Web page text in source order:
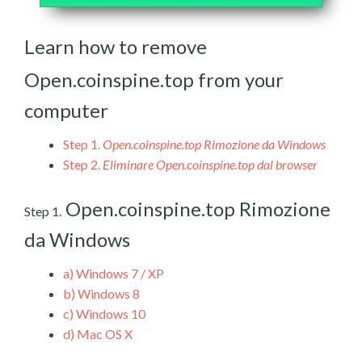
Learn how to remove
Open.coinspine.top from your
computer
Step 1.Open.coinspine.top Rimozione da Windows
Step 2. Eliminare Open.coinspine.top dal browser
Step 1. Open.coinspine.top Rimozione
da Windows
a) Windows 7 / XP
b) Windows 8
c) Windows 10
d) Mac OS X